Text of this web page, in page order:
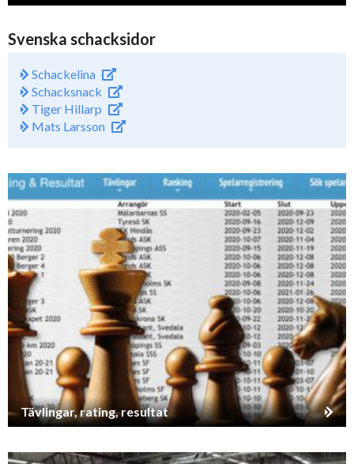
Svenska schacksidor
Schackelina
Schacksnack
Tiger Hillarp
Mats Larsson
Tävlingar, rating, resultat